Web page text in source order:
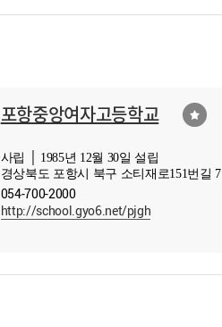
포항중앙여자고등학교
사립 │ 1985년 12월 30일 설립
경상북도 포항시 북구 소티재로151번길 7
054-700-2000
http://school.gyo6.net/pjgh